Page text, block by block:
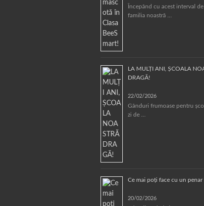
Începând cu acest interval de
familia noastră …
LA MULȚI ANI, ȘCOALA
DRAGĂ!
22/02/2026
Gânduri frumoase pentru
zi de …
Ce mai poți face cu un penar
20/02/2026